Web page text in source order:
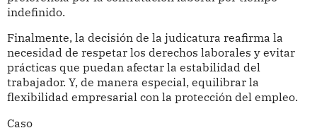
indefinido.
Finalmente, la decisión de la judicatura reafirma la
necesidad de respetar los derechos laborales y evitar
prácticas que puedan afectar la estabilidad del
trabajador. Y, de manera especial, equilibrar la
flexibilidad empresarial con la protección del empleo.
Caso